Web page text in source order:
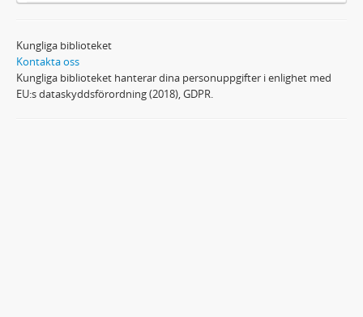
Kungliga biblioteket
Kontakta oss
Kungliga biblioteket hanterar dina personuppgifter i enlighet med
EU:s dataskyddsförordning (2018), GDPR.